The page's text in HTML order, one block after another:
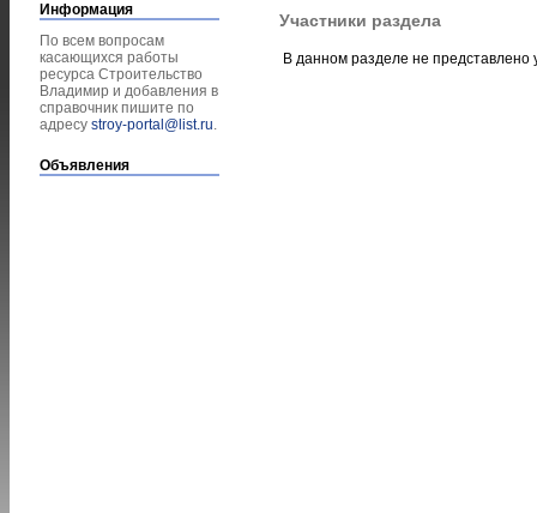
Информация
По всем вопросам
касающихся работы
ресурса Строительство
Владимир и добавления в
справочник пишите по
адресу stroy-portal@list.ru.
Объявления
Участники раздела
В данном разделе не представлено